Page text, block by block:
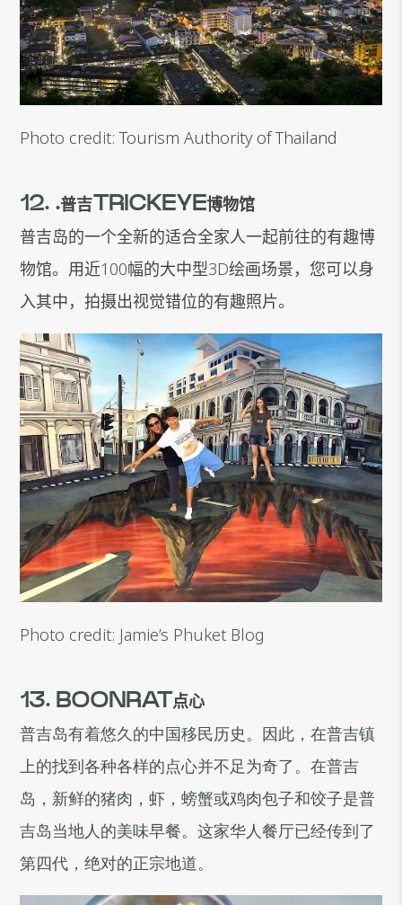
Photo credit:Tourism Authority of Thailand
12. .普吉TRICKEYE博物馆
普吉岛的一个全新的适合全家人一起前往的有趣博
物馆。用近100幅的大中型3D绘画场景，您可以身
入其中，拍摄出视觉错位的有趣照片。
Photo credit: Jamie’s Phuket Blog
13. BOONRAT点心
普吉岛有着悠久的中国移民历史。因此，在普吉镇
上的找到各种各样的点心并不足为奇了。在普吉
岛，新鲜的猪肉，虾，螃蟹或鸡肉包子和饺子是普
吉岛当地人的美味早餐。这家华人餐厅已经传到了
第四代，绝对的正宗地道。